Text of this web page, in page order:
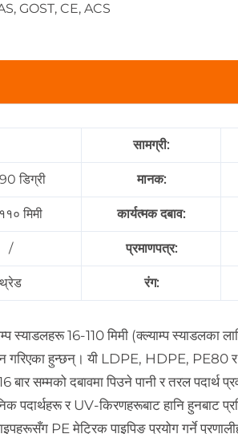
GOST, CE, ACS
सामग्री:
डिग्री मानक:
मिमी कार्यत्मक दबाव:
/ प्रमाणपत्र:
थ्रेड रंग:
16-110 मिमी (क्ल्याम्प स्याडलका
गरिएका हुन्छन्। यी LDPE, HDPE,
बार सम्मको दबावमा पिउने पानी र तरल पदार्थ
पदार्थहरू र UV-किरणहरूबाट हानि हुनबाट
PE मेट्रिक पाइपिङ प्रयोग गर्ने